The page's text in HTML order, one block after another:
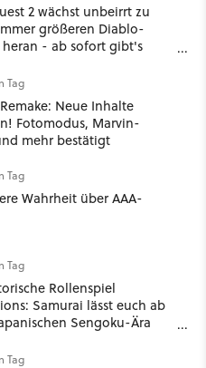
2 wächst unbeirrt zu
größeren Diablo-
heran - ab sofort gibt's
Tag
Neue Inhalte
Fotomodus, Marvin-
mehr bestätigt
Tag
Wahrheit über AAA-
Tag
Rollenspiel
Samurai lässt euch ab
Sengoku-Ära
Tag